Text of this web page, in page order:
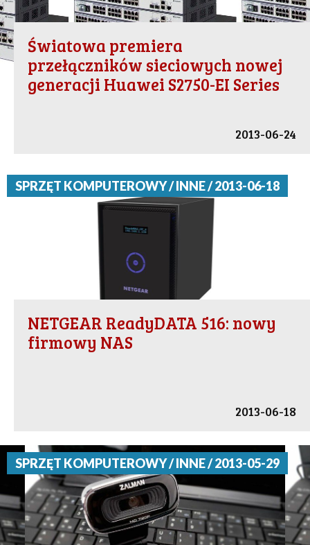
Światowa premiera
przełączników sieciowych nowej
generacji Huawei S2750-EI Series
2013-06-24
SPRZĘT KOMPUTEROWY / INNE / 2013-06-18
NETGEAR ReadyDATA 516: nowy
firmowy NAS
2013-06-18
SPRZĘT KOMPUTEROWY / INNE / 2013-05-29